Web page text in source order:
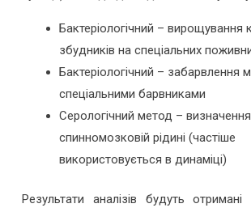
Бактеріологічний – вирощування
збудників на спеціальних
Бактеріологічний – забарвлення
спеціальними барвниками
Серологічний метод – визначення
спинномозковій рідині (частіше
використовується в динаміці)
Результати аналізів будуть